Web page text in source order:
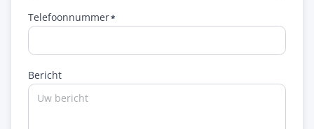
Telefoonnummer
Bericht